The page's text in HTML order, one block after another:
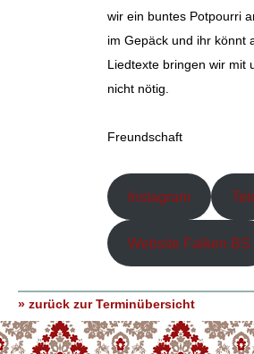
wir ein buntes Potpourri
im Gepäck und ihr könnt
Liedtexte bringen wir mit
nicht nötig.
Freundschaft
Instagram
Website Falken BS
» zurück zur Terminübersicht